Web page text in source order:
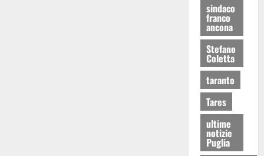
sindaco
franco
ancona
Stefano
Coletta
taranto
Tares
ultime
notizie
Puglia